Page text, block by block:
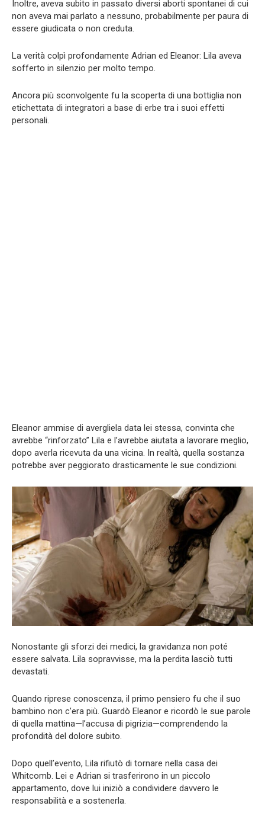
Inoltre, aveva subito in passato diversi aborti spontanei di cui
non aveva mai parlato a nessuno, probabilmente per paura di
essere giudicata o non creduta.
La verità colpì profondamente Adrian ed Eleanor: Lila aveva
sofferto in silenzio per molto tempo.
Ancora più sconvolgente fu la scoperta di una bottiglia non
etichettata di integratori a base di erbe tra i suoi effetti
personali.
Eleanor ammise di avergliela data lei stessa, convinta che
avrebbe “rinforzato” Lila e l’avrebbe aiutata a lavorare meglio,
dopo averla ricevuta da una vicina. In realtà, quella sostanza
potrebbe aver peggiorato drasticamente le sue condizioni.
Nonostante gli sforzi dei medici, la gravidanza non poté
essere salvata. Lila sopravvisse, ma la perdita lasciò tutti
devastati.
Quando riprese conoscenza, il primo pensiero fu che il suo
bambino non c’era più. Guardò Eleanor e ricordò le sue parole
di quella mattina—l’accusa di pigrizia—comprendendo la
profondità del dolore subito.
Dopo quell’evento, Lila rifiutò di tornare nella casa dei
Whitcomb. Lei e Adrian si trasferirono in un piccolo
appartamento, dove lui iniziò a condividere davvero le
responsabilità e a sostenerla.